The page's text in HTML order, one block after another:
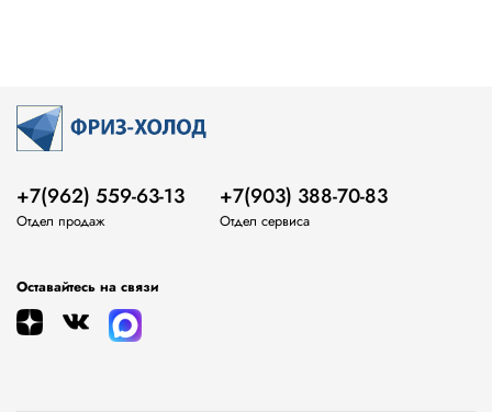
+7(962) 559-63-13
Отдел продаж
+7(903) 388-70-83
Отдел сервиса
Оставайтесь на связи